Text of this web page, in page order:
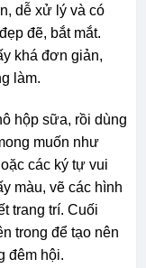
dễ xử lý và có
đẽ, bắt mắt.
khá đơn giản,
làm.
hộp sữa, rồi dùng
muốn như
các ký tự vui
màu, vẽ các hình
trang trí. Cuối
trong để tạo nên
đêm hội.